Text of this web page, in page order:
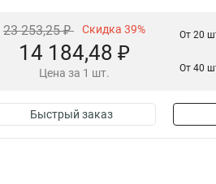
23 253,25 ₽ Скидка 39%
14 184,48 ₽
Цена за 1 шт.
От 20
От 40
Быстрый заказ